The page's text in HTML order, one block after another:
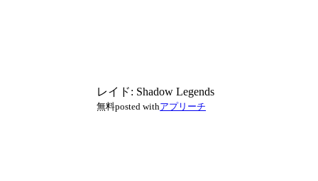
レイド: Shadow Legends
無料posted withアプリーチ